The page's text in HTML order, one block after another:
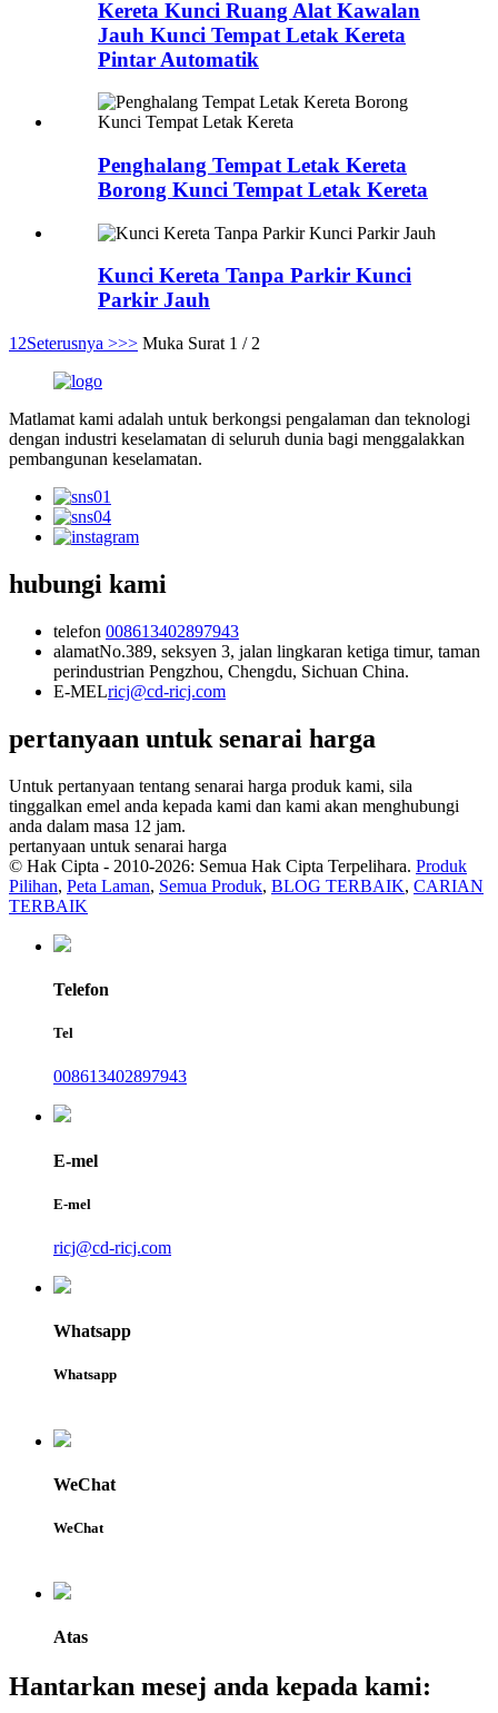
Kereta Kunci Ruang Alat Kawalan
Jauh Kunci Tempat Letak Kereta
Pintar Automatik
Penghalang Tempat Letak Kereta
Borong Kunci Tempat Letak Kereta
Kunci Kereta Tanpa Parkir Kunci
Parkir Jauh
1 2Seterusnya >>> Muka Surat 1 / 2
Matlamat kami adalah untuk berkongsi pengalaman dan teknologi
dengan industri keselamatan di seluruh dunia bagi menggalakkan
pembangunan keselamatan.
hubungi kami
telefon 008613402897943
alamatNo.389, seksyen 3, jalan lingkaran ketiga timur, taman
perindustrian Pengzhou, Chengdu, Sichuan China.
E-MELricj@cd-ricj.com
pertanyaan untuk senarai harga
Untuk pertanyaan tentang senarai harga produk kami, sila
tinggalkan emel anda kepada kami dan kami akan menghubungi
anda dalam masa 12 jam.
pertanyaan untuk senarai harga
© Hak Cipta - 2010-2026: Semua Hak Cipta Terpelihara. Produk
Pilihan, Peta Laman, Semua Produk, BLOG TERBAIK, CARIAN
TERBAIK
Telefon
Tel
008613402897943
E-mel
E-mel
ricj@cd-ricj.com
Whatsapp
Whatsapp
WeChat
WeChat
Atas
Hantarkan mesej anda kepada kami: